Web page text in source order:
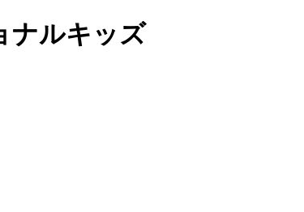
ナルキッズ